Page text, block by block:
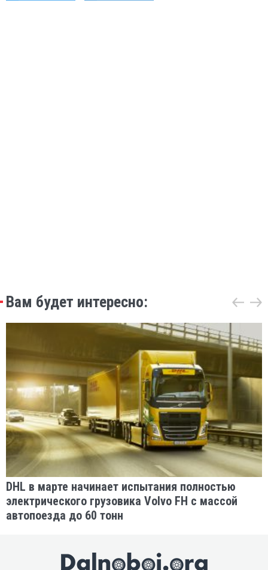
Вам будет интересно:
DHL в марте начинает испытания полностью
электрического грузовика Volvo FH с массой
автопоезда до 60 тонн